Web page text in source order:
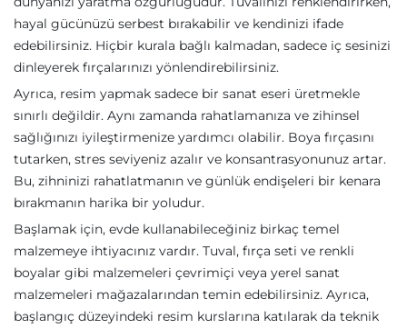
hayal gücünüzü serbest bırakabilir ve kendinizi ifade
edebilirsiniz. Hiçbir kurala bağlı kalmadan, sadece iç sesinizi
dinleyerek fırçalarınızı yönlendirebilirsiniz.
Ayrıca, resim yapmak sadece bir sanat eseri üretmekle
sınırlı değildir. Aynı zamanda rahatlamanıza ve zihinsel
sağlığınızı iyileştirmenize yardımcı olabilir. Boya fırçasını
tutarken, stres seviyeniz azalır ve konsantrasyonunuz artar.
Bu, zihninizi rahatlatmanın ve günlük endişeleri bir kenara
bırakmanın harika bir yoludur.
Başlamak için, evde kullanabileceğiniz birkaç temel
malzemeye ihtiyacınız vardır. Tuval, fırça seti ve renkli
boyalar gibi malzemeleri çevrimiçi veya yerel sanat
malzemeleri mağazalarından temin edebilirsiniz. Ayrıca,
başlangıç düzeyindeki resim kurslarına katılarak da teknik